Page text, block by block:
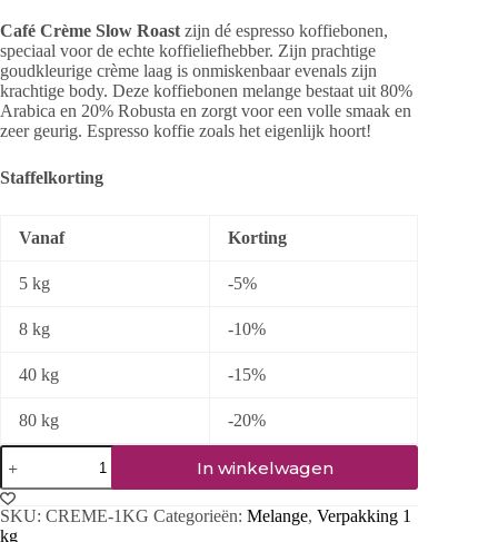
Café Crème Slow Roast zijn dé espresso koffiebonen,
speciaal voor de echte koffieliefhebber. Zijn prachtige
goudkleurige crème laag is onmiskenbaar evenals zijn
krachtige body. Deze koffiebonen melange bestaat uit 80%
Arabica en 20% Robusta en zorgt voor een volle smaak en
zeer geurig. Espresso koffie zoals het eigenlijk hoort!
Staffelkorting
Vanaf Korting
5 kg -5%
8 kg -10%
40 kg -15%
80 kg -20%
In winkelwagen
SKU: CREME-1KG Categorieën: Melange, Verpakking 1
kg